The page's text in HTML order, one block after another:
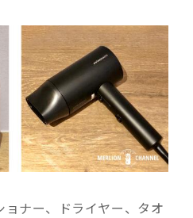
ナー、ドライヤー、タオ